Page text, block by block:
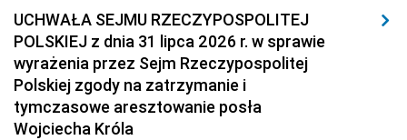
UCHWAŁA SEJMU RZECZYPOSPOLITEJ
POLSKIEJ z dnia 31 lipca 2026 r. w sprawie
wyrażenia przez Sejm Rzeczypospolitej
Polskiej zgody na zatrzymanie i
tymczasowe aresztowanie posła
Wojciecha Króla